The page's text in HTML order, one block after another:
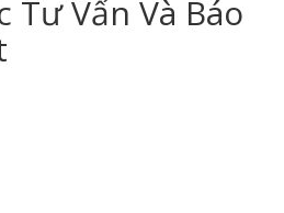
Vấn Và Báo